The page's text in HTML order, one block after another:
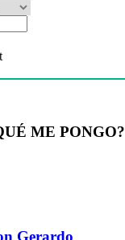
ME PONGO?
Gerardo